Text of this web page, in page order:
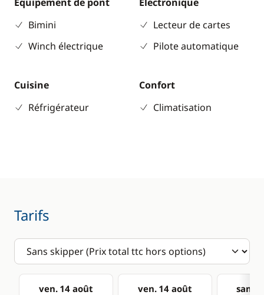
Bimini
Winch électrique
Lecteur de cartes
Pilote automatique
Cuisine
Réfrigérateur
Confort
Climatisation
Tarifs
ven. 14 août ven. 14 août sam.